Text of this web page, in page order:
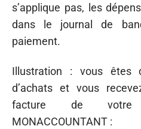
s’applique pas, les
dans le journal de
paiement.
Illustration : vous êtes
d’achats et vous
facture de votre
MONACCOUNTANT :